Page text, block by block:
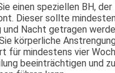
einen speziellen BH,
Dieser sollte
und Nacht getragen
körperliche
für mindestens vier
beeinträchtigen und